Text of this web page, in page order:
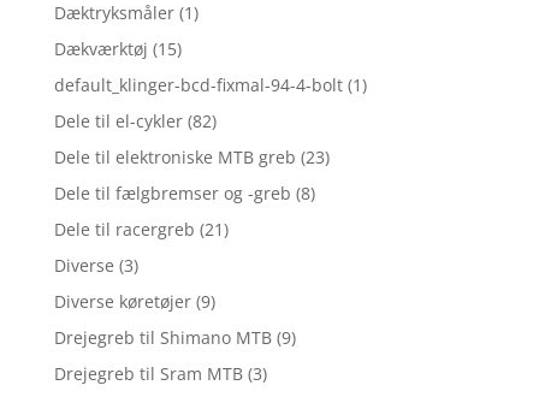
Dæktryksmåler (1)
Dækværktøj (15)
default_klinger-bcd-fixmal-94-4-bolt (1)
Dele til el-cykler (82)
Dele til elektroniske MTB greb (23)
Dele til fælgbremser og -greb (8)
Dele til racergreb (21)
Diverse (3)
Diverse køretøjer (9)
Drejegreb til Shimano MTB (9)
Drejegreb til Sram MTB (3)